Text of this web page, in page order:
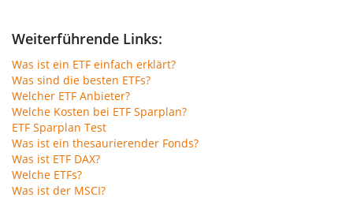
Weiterführende Links:
Was ist ein ETF einfach erklärt?
Was sind die besten ETFs?
Welcher ETF Anbieter?
Welche Kosten bei ETF Sparplan?
ETF Sparplan Test
Was ist ein thesaurierender Fonds?
Was ist ETF DAX?
Welche ETFs?
Was ist der MSCI?